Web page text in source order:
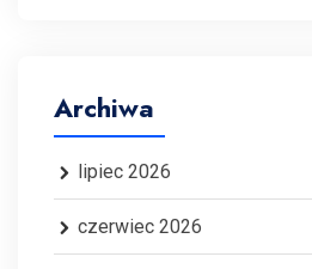
Archiwa
lipiec 2026
czerwiec 2026